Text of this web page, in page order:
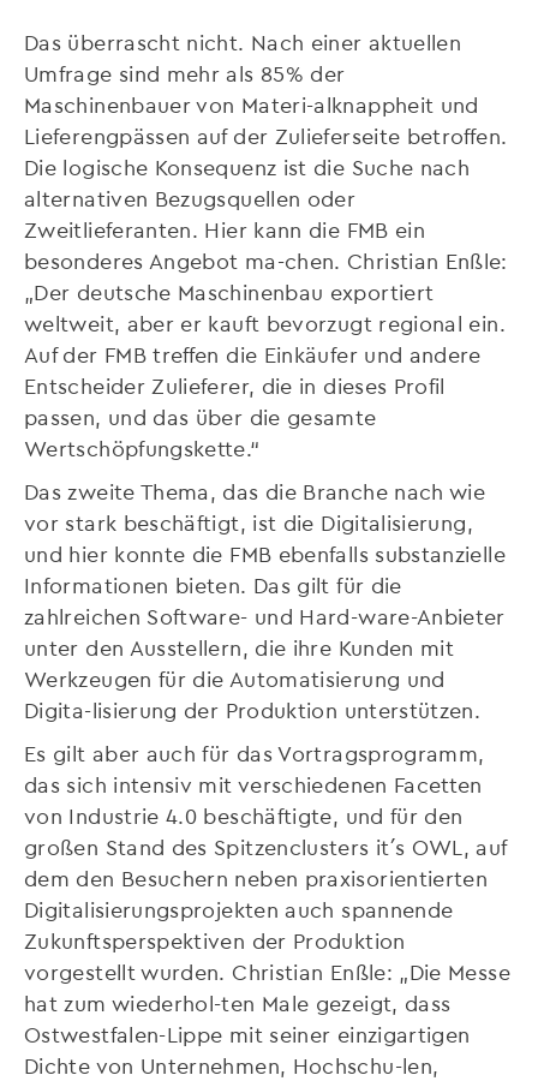
Das überrascht nicht. Nach einer aktuellen
Umfrage sind mehr als 85% der
Maschinenbauer von Materi-alknappheit und
Lieferengpässen auf der Zulieferseite betroffen.
Die logische Konsequenz ist die Suche nach
alternativen Bezugsquellen oder
Zweitlieferanten. Hier kann die FMB ein
besonderes Angebot ma-chen. Christian Enßle:
„Der deutsche Maschinenbau exportiert
weltweit, aber er kauft bevorzugt regional ein.
Auf der FMB treffen die Einkäufer und andere
Entscheider Zulieferer, die in dieses Profil
passen, und das über die gesamte
Wertschöpfungskette.“
Das zweite Thema, das die Branche nach wie
vor stark beschäftigt, ist die Digitalisierung,
und hier konnte die FMB ebenfalls substanzielle
Informationen bieten. Das gilt für die
zahlreichen Software- und Hard-ware-Anbieter
unter den Ausstellern, die ihre Kunden mit
Werkzeugen für die Automatisierung und
Digita-lisierung der Produktion unterstützen.
Es gilt aber auch für das Vortragsprogramm,
das sich intensiv mit verschiedenen Facetten
von Industrie 4.0 beschäftigte, und für den
großen Stand des Spitzenclusters it´s OWL, auf
dem den Besuchern neben praxisorientierten
Digitalisierungsprojekten auch spannende
Zukunftsperspektiven der Produktion
vorgestellt wurden. Christian Enßle: „Die Messe
hat zum wiederhol-ten Male gezeigt, dass
Ostwestfalen-Lippe mit seiner einzigartigen
Dichte von Unternehmen, Hochschu-len,